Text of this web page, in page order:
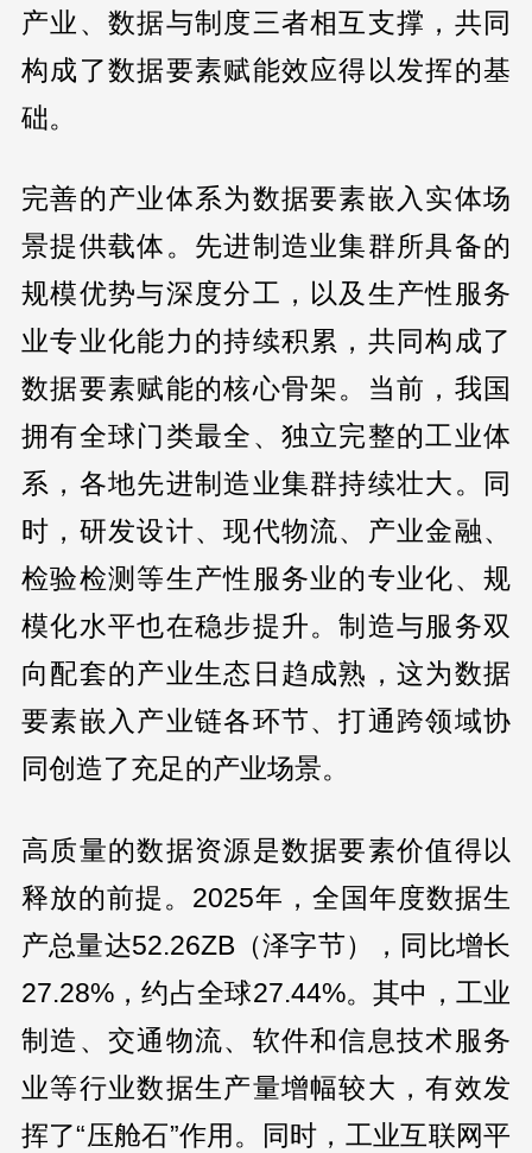
产业、数据与制度三者相互支撑，共同
构成了数据要素赋能效应得以发挥的基
础。
完善的产业体系为数据要素嵌入实体场
景提供载体。先进制造业集群所具备的
规模优势与深度分工，以及生产性服务
业专业化能力的持续积累，共同构成了
数据要素赋能的核心骨架。当前，我国
拥有全球门类最全、独立完整的工业体
系，各地先进制造业集群持续壮大。同
时，研发设计、现代物流、产业金融、
检验检测等生产性服务业的专业化、规
模化水平也在稳步提升。制造与服务双
向配套的产业生态日趋成熟，这为数据
要素嵌入产业链各环节、打通跨领域协
同创造了充足的产业场景。
高质量的数据资源是数据要素价值得以
释放的前提。2025年，全国年度数据生
产总量达52.26ZB（泽字节），同比增长
27.28%，约占全球27.44%。其中，工业
制造、交通物流、软件和信息技术服务
业等行业数据生产量增幅较大，有效发
挥了“压舱石”作用。同时，工业互联网平